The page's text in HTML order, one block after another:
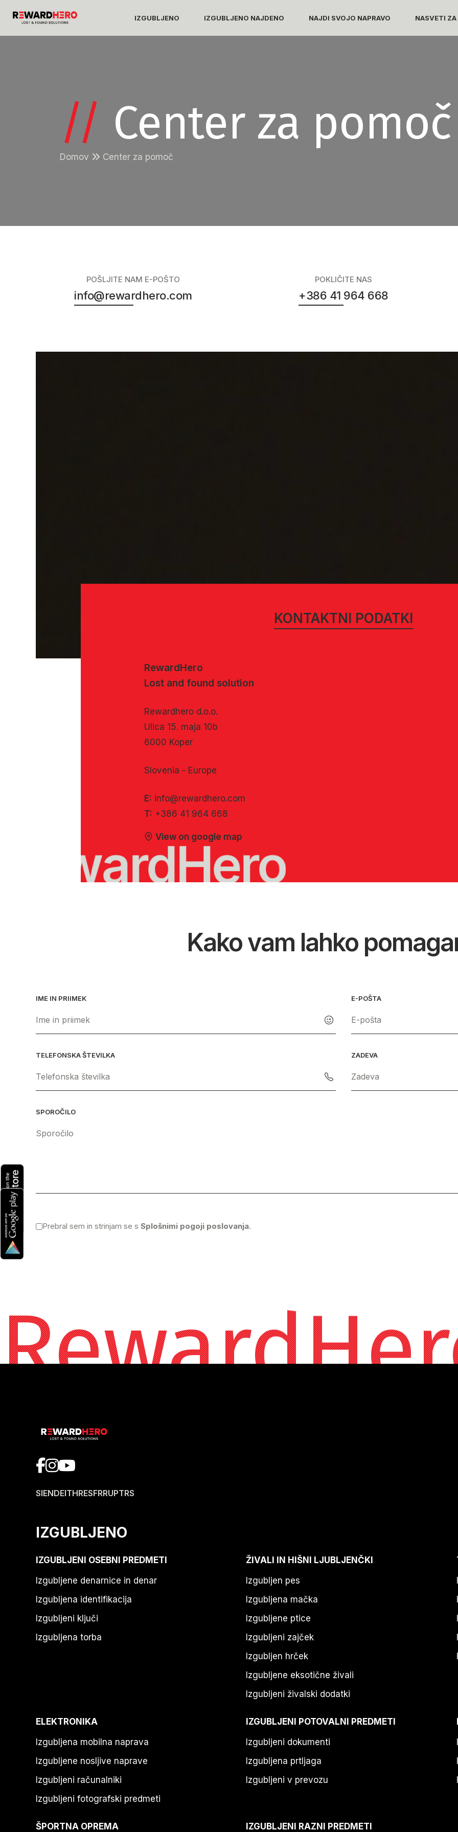
IZGUBLJENO IZGUBLJENO NAJDENO NAJDI SVOJO NAPRAVO NASVETI
// Center za pomoč
Domov Center za pomoč
POŠLJITE NAM E-POŠTO
info@rewardhero.com
POKLIČITE NAS
+386 41 964 668
KONTAKTNI PODATKI
RewardHero
Lost and found solution
Rewardhero d.o.o.
Ulica 15. maja 10b
6000 Koper
Slovenia - Europe
E: info@rewardhero.com
T: +386 41 964 668
View on google map
RewardHero
Kako vam lahko
IME IN PRIIMEK E-POŠTA
TELEFONSKA ŠTEVILKA ZADEVA
SPOROČILO
Prebral sem in strinjam se s Splošnimi pogoji poslovanja.
SIENDEITHRESFRRUPTRS
IZGUBLJENO
IZGUBLJENI OSEBNI PREDMETI
Izgubljene denarnice in denar
Izgubljena identifikacija
Izgubljeni ključi
Izgubljena torba
ŽIVALI IN HIŠNI LJUBLJENČKI
Izgubljen pes
Izgubljena mačka
Izgubljene ptice
Izgubljeni zajček
Izgubljen hrček
Izgubljene eksotične živali
Izgubljeni živalski dodatki
ELEKTRONIKA
Izgubljena mobilna naprava
Izgubljene nosljive naprave
Izgubljeni računalniki
Izgubljeni fotografski predmeti
IZGUBLJENI POTOVALNI PREDMETI
Izgubljeni dokumenti
Izgubljena prtljaga
Izgubljeni v prevozu
ŠPORTNA OPREMA IZGUBLJENI RAZNI PREDMETI